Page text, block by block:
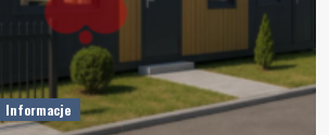
Informacje